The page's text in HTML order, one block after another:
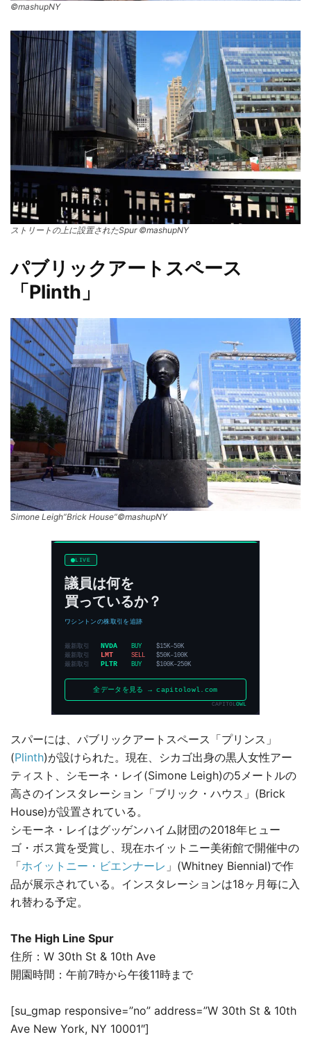
©mashupNY
ストリートの上に設置されたSpur ©mashupNY
パブリックアートスペース
「Plinth」
Simone Leigh”Brick House”©mashupNY
スパーには、パブリックアートスペース「プリンス」
(Plinth)が設けられた。現在、シカゴ出身の黒人女性アー
ティスト、シモーネ・レイ(Simone Leigh)の5メートルの
高さのインスタレーション「ブリック・ハウス」(Brick
House)が設置されている。
シモーネ・レイはグッゲンハイム財団の2018年ヒュー
ゴ・ボス賞を受賞し、現在ホイットニー美術館で開催中の
「ホイットニー・ビエンナーレ 」(Whitney Biennial)で作
品が展示されている。インスタレーションは18ヶ月毎に入
れ替わる予定。
The High Line Spur
住所：W 30th St & 10th Ave
開園時間：午前7時から午後11時まで
[su_gmap responsive=”no” address=”W 30th St & 10th
Ave New York, NY 10001″]